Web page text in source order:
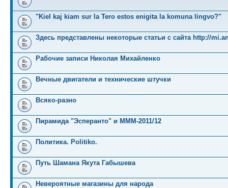
"Kiel kaj kiam sur la Tero estos enigita la komuna lingvo?"
Здесь представлены некоторые статьи с сайта http://
Рабочие записи Николая Михайленко
Вечные двигатели и технические штучки
Всяко-разно
Пирамида "Эсперанто" и MMM-2011/12
Политика. Politiko.
Путь Шамана Якута Габышева
Невероятные магазины для народа